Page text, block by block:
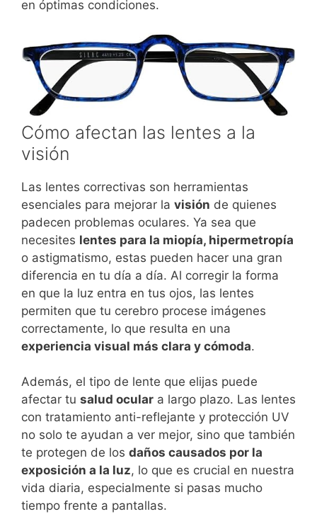
en óptimas condiciones.
Cómo afectan las lentes a la
visión
Las lentes correctivas son herramientas
esenciales para mejorar la visión de quienes
padecen problemas oculares. Ya sea que
necesites lentes para la miopía, hipermetropía
o astigmatismo, estas pueden hacer una gran
diferencia en tu día a día. Al corregir la forma
en que la luz entra en tus ojos, las lentes
permiten que tu cerebro procese imágenes
correctamente, lo que resulta en una
experiencia visual más clara y cómoda.
Además, el tipo de lente que elijas puede
afectar tu salud ocular a largo plazo. Las lentes
con tratamiento anti-reflejante y protección UV
no solo te ayudan a ver mejor, sino que también
te protegen de los daños causados por la
exposición a la luz, lo que es crucial en nuestra
vida diaria, especialmente si pasas mucho
tiempo frente a pantallas.